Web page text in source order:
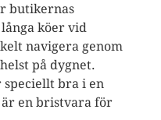
butikernas
köer vid
navigera genom
på dygnet.
speciellt bra i en
en bristvara för